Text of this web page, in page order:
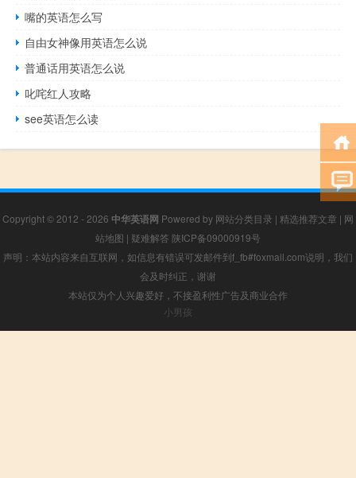
嘴的英语怎么写
自由女神像用英语怎么说
普通话用英语怎么说
叱咤红人攻略
see英语怎么读
Copyright © 2012 - 2026 中华英语网 Powered by 网站分类目录 | 精选推荐文章 | 网
站地图 | 疑难解答 陕ICP备09000919号
声明：本站内容来自互联网，如信息有错误可发邮件到f_fb#foxmail.com说明，我们
会及时纠正，谢谢
本站仅为个人兴趣爱好，不接盈利性广告及商业合作
小男孩